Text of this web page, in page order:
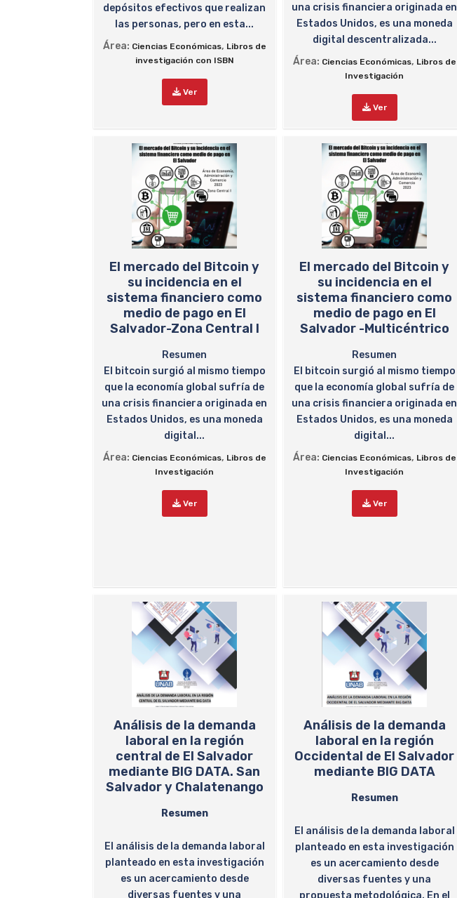
depósitos efectivos que realizan
las personas, pero en esta...
Área: Ciencias Económicas, Libros de
investigación con ISBN
Ver
una crisis financiera originada en
Estados Unidos, es una moneda
digital descentralizada...
Área: Ciencias Económicas, Libros de
Investigación
Ver
El mercado del Bitcoin y
su incidencia en el
sistema financiero como
medio de pago en El
Salvador-Zona Central I
Resumen
El bitcoin surgió al mismo tiempo
que la economía global sufría de
una crisis financiera originada en
Estados Unidos, es una moneda
digital...
Área: Ciencias Económicas, Libros de
Investigación
Ver
El mercado del Bitcoin y
su incidencia en el
sistema financiero como
medio de pago en El
Salvador -Multicéntrico
Resumen
El bitcoin surgió al mismo tiempo
que la economía global sufría de
una crisis financiera originada en
Estados Unidos, es una moneda
digital...
Área: Ciencias Económicas, Libros de
Investigación
Ver
Análisis de la demanda
laboral en la región
central de El Salvador
mediante BIG DATA. San
Salvador y Chalatenango
Resumen
El análisis de la demanda laboral
planteado en esta investigación
es un acercamiento desde
diversas fuentes y una
Análisis de la demanda
laboral en la región
Occidental de El Salvador
mediante BIG DATA
Resumen
El análisis de la demanda laboral
planteado en esta investigación
es un acercamiento desde
diversas fuentes y una
propuesta metodológica. En el